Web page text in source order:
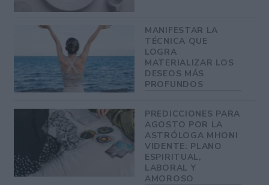
MANIFESTAR LA
TÉCNICA QUE
LOGRA
MATERIALIZAR LOS
DESEOS MÁS
PROFUNDOS
PREDICCIONES PARA
AGOSTO POR LA
ASTRÓLOGA MHONI
VIDENTE: PLANO
ESPIRITUAL,
LABORAL Y
AMOROSO